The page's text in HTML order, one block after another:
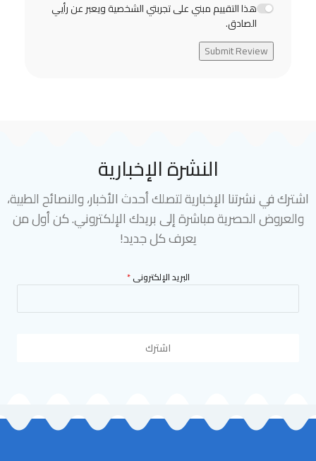
هذا التقييم مبني على تجربتي الشخصية ويعبر عن رأيي
الصادق.
Submit Review
النشرة الإخبارية
اشترك في نشرتنا الإخبارية لتصلك أحدث الأخبار، والنصائح الطبية،
والعروض الحصرية مباشرة إلى بريدك الإلكتروني. كن أول من
يعرف كل جديد!
البريد الإلكترونى*
اشترك